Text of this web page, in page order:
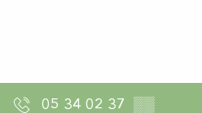
05 34 02 37 ▒▒